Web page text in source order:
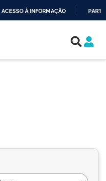
ACESSO À INFORMAÇÃO